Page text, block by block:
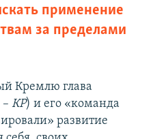
применение
за пределами
Кремлю глава
КР) и его «команда
развитие